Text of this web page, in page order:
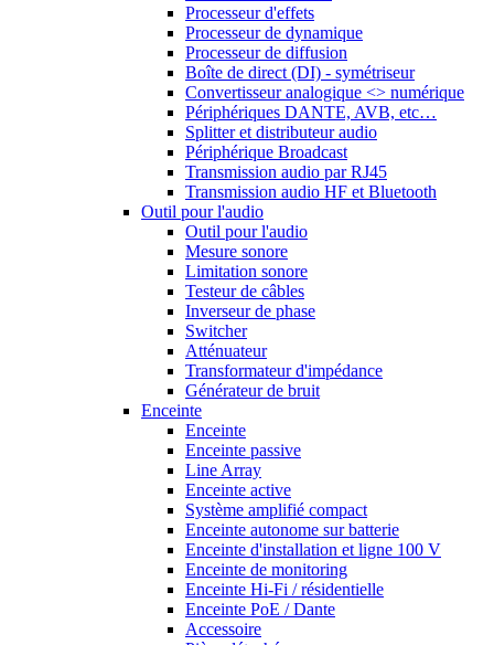
Processeur d'effets
Processeur de dynamique
Processeur de diffusion
Boîte de direct (DI) - symétriseur
Convertisseur analogique <> numérique
Périphériques DANTE, AVB, etc…
Splitter et distributeur audio
Périphérique Broadcast
Transmission audio par RJ45
Transmission audio HF et Bluetooth
Outil pour l'audio
Outil pour l'audio
Mesure sonore
Limitation sonore
Testeur de câbles
Inverseur de phase
Switcher
Atténuateur
Transformateur d'impédance
Générateur de bruit
Enceinte
Enceinte
Enceinte passive
Line Array
Enceinte active
Système amplifié compact
Enceinte autonome sur batterie
Enceinte d'installation et ligne 100 V
Enceinte de monitoring
Enceinte Hi-Fi / résidentielle
Enceinte PoE / Dante
Accessoire